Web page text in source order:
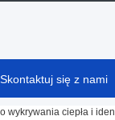
Skontaktuj się z nami
wykrywania ciepła i